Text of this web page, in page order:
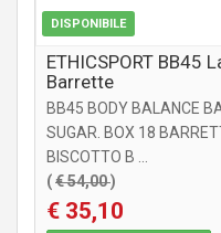
DISPONIBILE
ETHICSPORT BB45
Barrette
BB45 BODY BALANCE
SUGAR. BOX 18
BISCOTTO B ...
(€ 54,00)
€ 35,10